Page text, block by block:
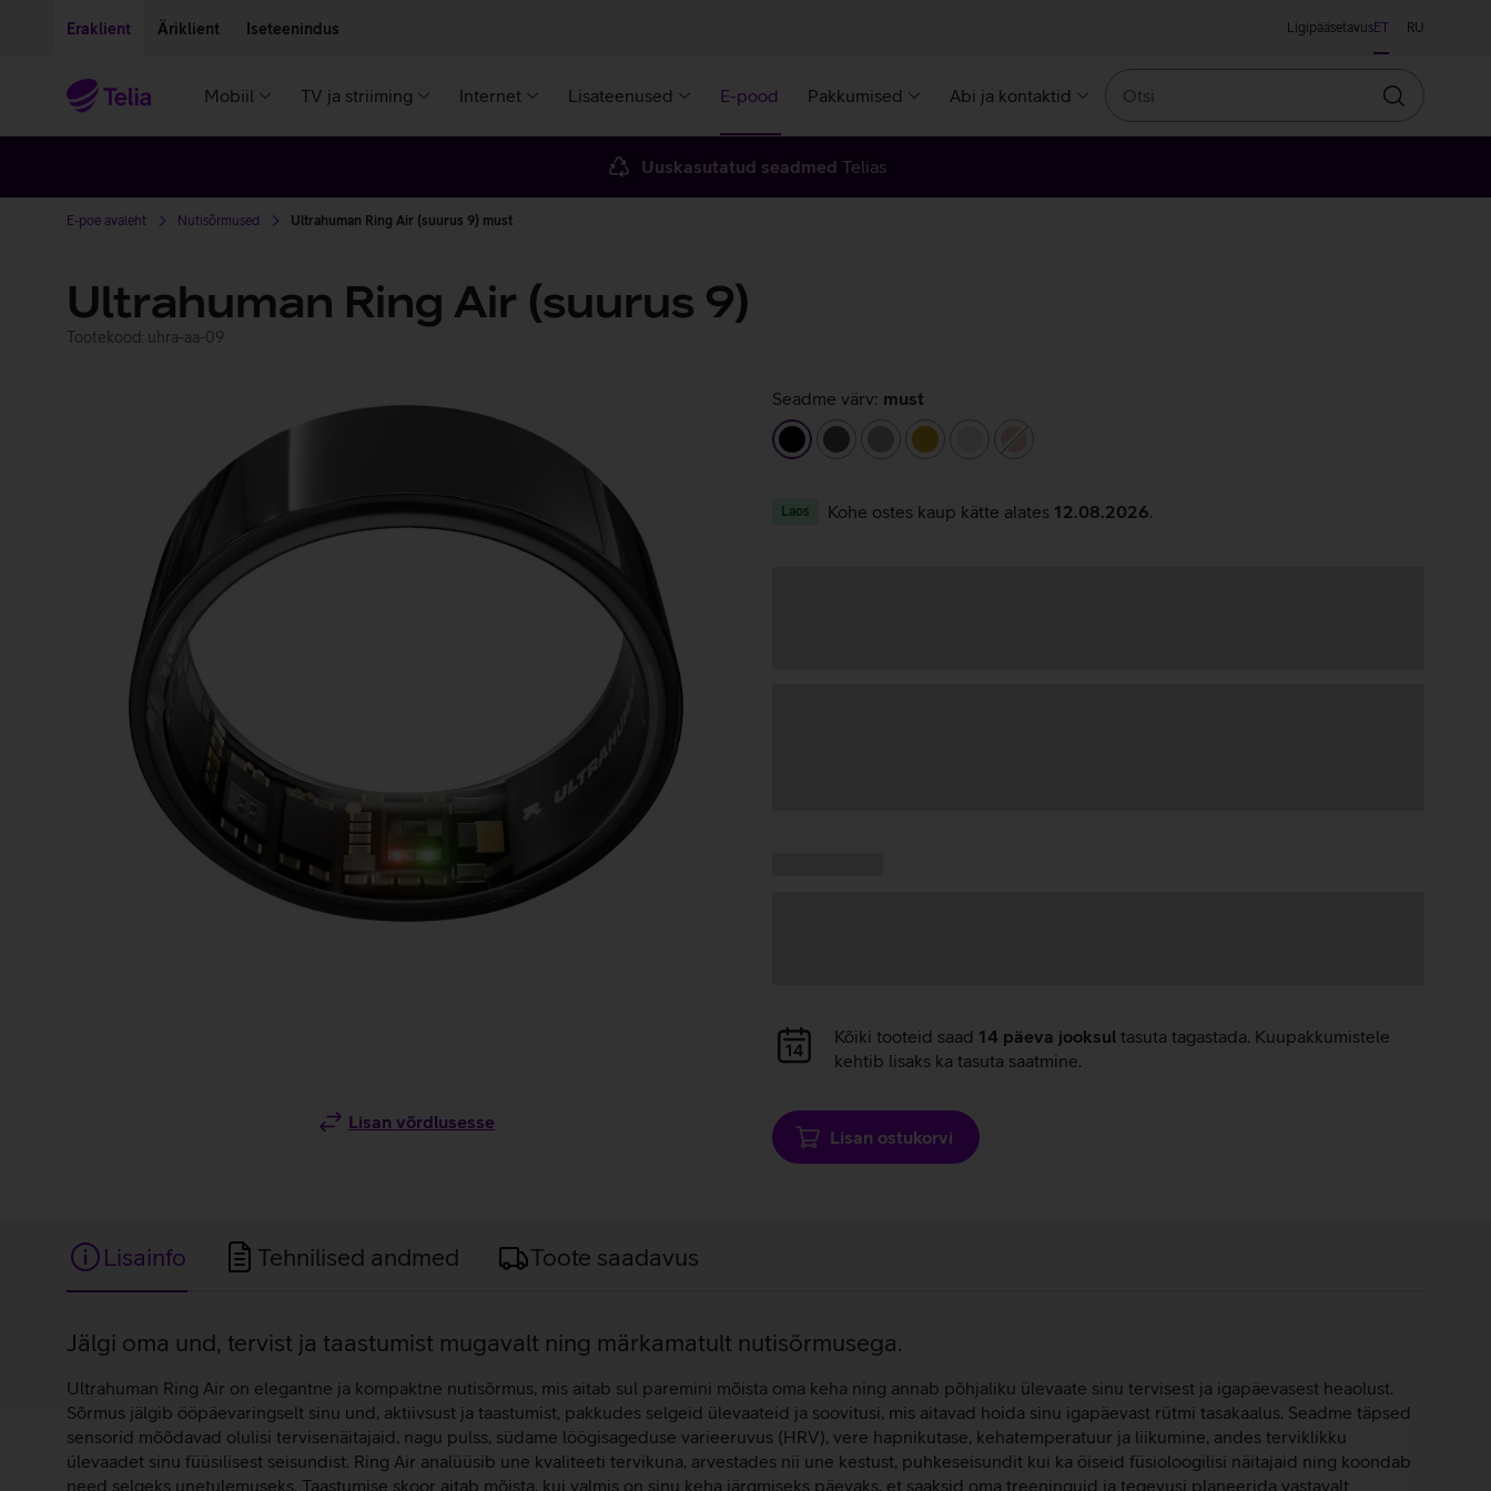
Eraklient Äriklient Iseteenindus LigipääsetavusET RU
Mobiil TV ja striiming Internet Lisateenused E-pood Pakkumised Abi ja kontaktid
Otsin
Uuskasutatud seadmed Telias
E-poe avaleht Nutisõrmused Ultrahuman Ring Air (suurus 9) must
Ultrahuman Ring Air (suurus 9)
Tootekood: uhra-aa-09
Lisan võrdlusesse
Seadme värv: must
must
tumehall kuldne hõbedaneroosakuldne
Laos Kohe ostes kaup kätte alates 12.08.2026
Andmete
laadimine
Kõiki tooteid saad 14 päeva jooksul tasuta tagastada. Kuupakkumistele
kehtib lisaks ka tasuta saatmine.
Lisan ostukorvi
Lisainfo Tehnilised andmed Toote saadavus
Lisainfo
Jälgi oma und, tervist ja taastumist mugavalt ning märkamatult nutisõrmusega.
Ultrahuman Ring Air on elegantne ja kompaktne nutisõrmus, mis aitab sul paremini mõista oma keha ning annab põhjaliku ülevaate sinu tervisest ja igapäevasest heaolust.
Sõrmus jälgib ööpäevaringselt sinu und, aktiivsust ja taastumist, pakkudes selgeid ülevaateid ja soovitusi, mis aitavad hoida sinu igapäevast rütmi tasakaalus. Seadme täpsed
sensorid mõõdavad olulisi tervisenäitajaid, nagu pulss, südame löögisageduse varieeruvus (HRV), vere hapnikutase, kehatemperatuur ja liikumine, andes terviklikku
ülevaadet sinu füüsilisest seisundist. Ring Air analüüsib une kvaliteeti tervikuna, arvestades nii une kestust, puhkeseisundit kui ka öiseid füsioloogilisi näitajaid ning koondab
need selgeks unetulemuseks. Taastumise skoor aitab mõista, kui valmis on sinu keha järgmiseks päevaks, et saaksid oma treeninguid ja tegevusi planeerida vastavalt